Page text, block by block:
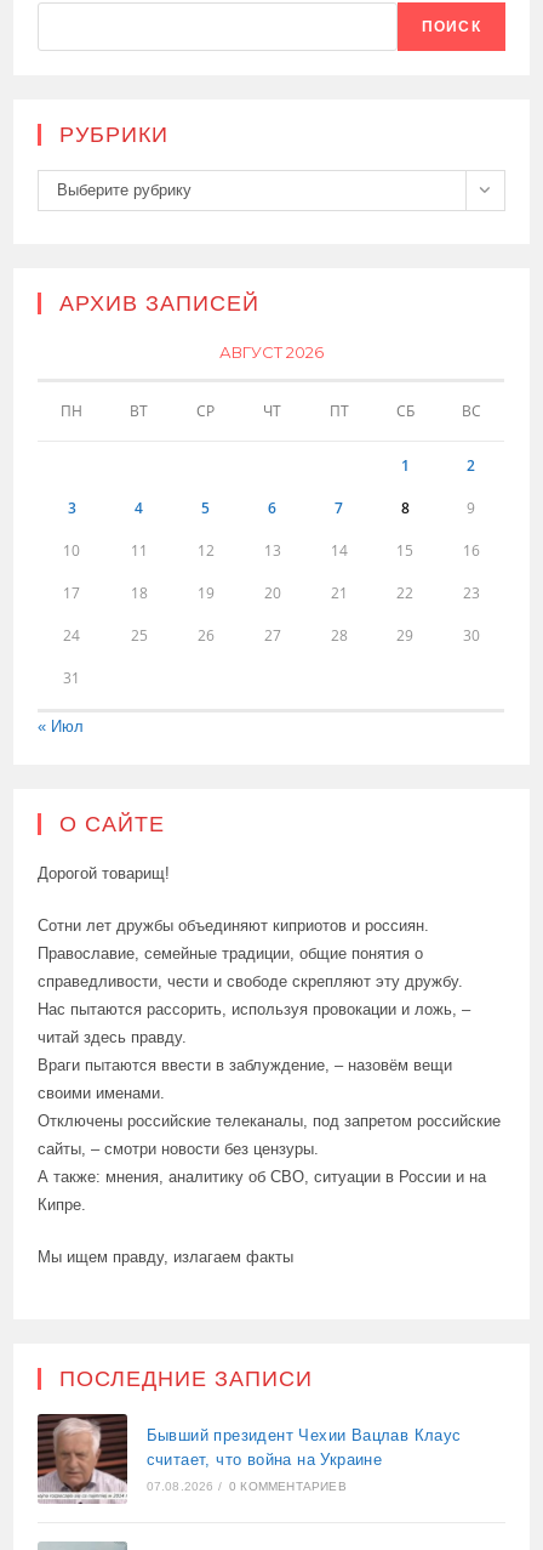
ПОИСК
РУБРИКИ
Рубрики
Выберите рубрику
АРХИВ ЗАПИСЕЙ
АВГУСТ 2026
ПН ВТ СР ЧТ ПТ СБ ВС
1 2
3 4 5 6 7 8 9
10 11 12 13 14 15 16
17 18 19 20 21 22 23
24 25 26 27 28 29 30
31
« Июл
О САЙТЕ
Дорогой товарищ!
Сотни лет дружбы объединяют киприотов и россиян.
Православие, семейные традиции, общие понятия о
справедливости, чести и свободе скрепляют эту дружбу.
Нас пытаются рассорить, используя провокации и ложь, –
читай здесь правду.
Враги пытаются ввести в заблуждение, – назовём вещи
своими именами.
Отключены российские телеканалы, под запретом российские
сайты, – смотри новости без цензуры.
А также: мнения, аналитику об СВО, ситуации в России и на
Кипре.
Мы ищем правду, излагаем факты
ПОСЛЕДНИЕ ЗАПИСИ
Бывший президент Чехии Вацлав Клаус
считает, что война на Украине
07.08.2026 / 0 КОММЕНТАРИЕВ